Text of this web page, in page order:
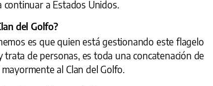
a Estados Unidos.
del Golfo?
es que quien está gestionando este flagelo
trata de personas, es toda una concatenación de
al Clan del Golfo.